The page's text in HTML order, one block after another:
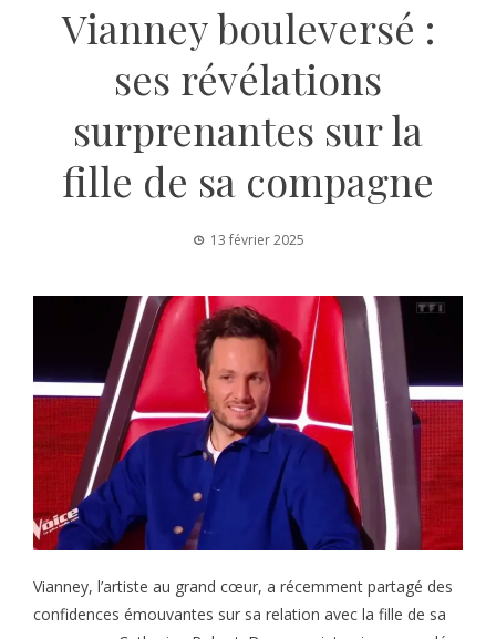
Vianney bouleversé :
ses révélations
surprenantes sur la
fille de sa compagne
13 février 2025
Vianney, l’artiste au grand cœur, a récemment partagé des
confidences émouvantes sur sa relation avec la fille de sa